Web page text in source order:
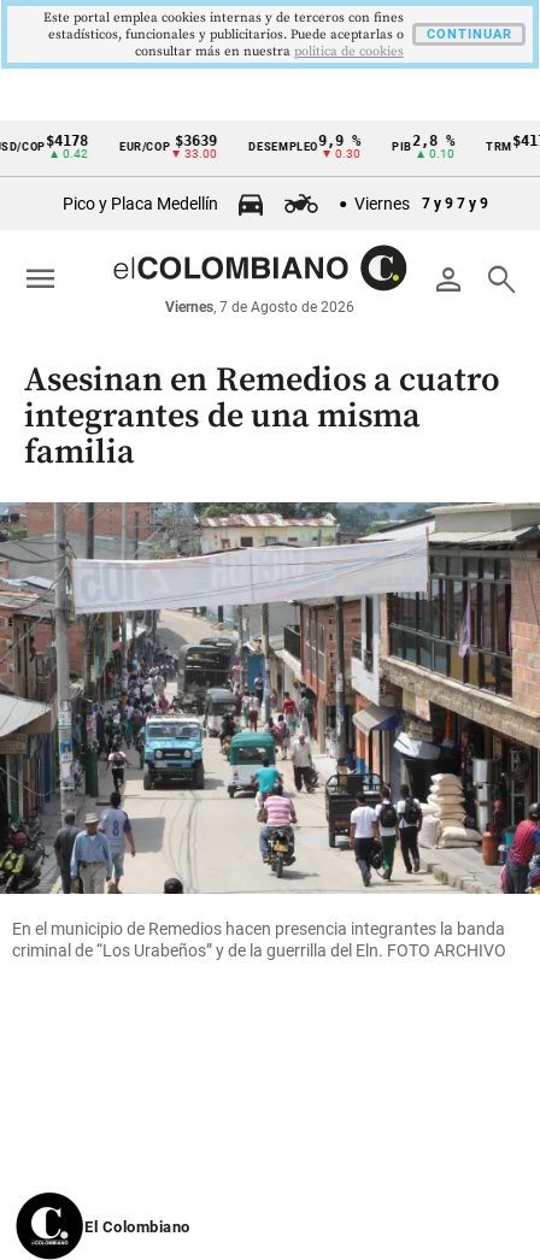
Cintillo
económicos
Colombia
COP$4178
▲ 0.42
EUR/COP $3639
▼ 33.00
DESEMPLEO 9,9 %
▼ 0.30
2,8 %
▲ 0.10
TRM
Pico y Placa Medellín Viernes 7 y 9 7 y 9
person search
Viernes, 7 de Agosto de 2026
menu
Asesinan en Remedios a cuatro
integrantes de una misma
familia
En el municipio de Remedios hacen presencia integrantes la banda
criminal de “Los Urabeños” y de la guerrilla del Eln. FOTO ARCHIVO
El Colombiano
Este portal emplea cookies internas y de terceros con fines
estadísticos, funcionales y publicitarios. Puede aceptarlas o
consultar más en nuestra politica de cookies
CONTINUAR